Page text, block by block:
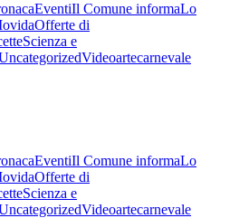
EventiIl Comune informaLo
Offerte di
Scienza e
Videoartecarnevale
EventiIl Comune informaLo
Offerte di
Scienza e
Videoartecarnevale